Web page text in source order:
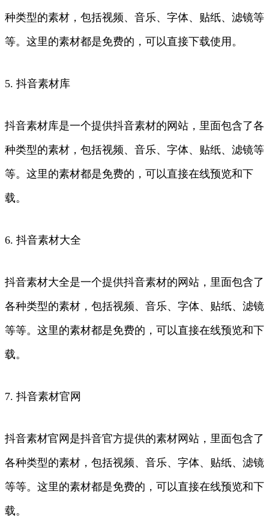
种类型的素材，包括视频、音乐、字体、贴纸、滤镜等
等。这里的素材都是免费的，可以直接下载使用。
5. 抖音素材库
抖音素材库是一个提供抖音素材的网站，里面包含了各
种类型的素材，包括视频、音乐、字体、贴纸、滤镜等
等。这里的素材都是免费的，可以直接在线预览和下
载。
6. 抖音素材大全
抖音素材大全是一个提供抖音素材的网站，里面包含了
各种类型的素材，包括视频、音乐、字体、贴纸、滤镜
等等。这里的素材都是免费的，可以直接在线预览和下
载。
7. 抖音素材官网
抖音素材官网是抖音官方提供的素材网站，里面包含了
各种类型的素材，包括视频、音乐、字体、贴纸、滤镜
等等。这里的素材都是免费的，可以直接在线预览和下
载。